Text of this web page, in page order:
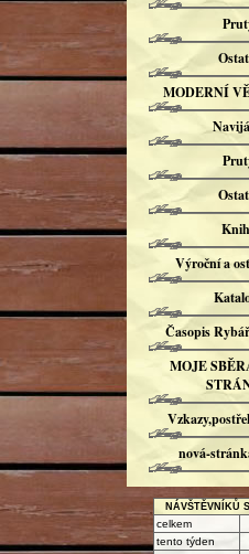
MODERNÍ
Výroční a
Časopis
MOJE
nová-
NÁVŠTĚVNÍKŮ
celkem
tento týden